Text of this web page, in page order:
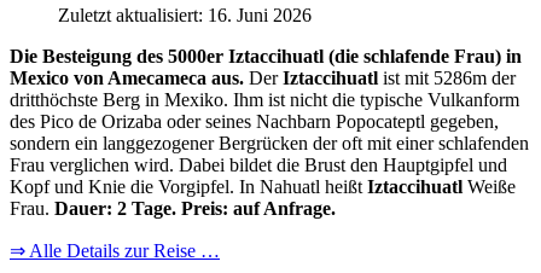
Zuletzt aktualisiert: 16. Juni 2026
Die Besteigung des 5000er Iztaccihuatl (die schlafende Frau) in
Mexico von Amecameca aus. DerIztaccihuatl ist mit 5286m der
dritthöchste Berg in Mexiko. Ihm ist nicht die typische Vulkanform
des Pico de Orizaba oder seines Nachbarn Popocateptl gegeben,
sondern ein langgezogener Bergrücken der oft mit einer schlafenden
Frau verglichen wird. Dabei bildet die Brust den Hauptgipfel und
Kopf und Knie die Vorgipfel. In Nahuatl heißt Iztaccihuatl Weiße
Frau. Dauer: 2 Tage. Preis: auf Anfrage.
⇒ Alle Details zur Reise …